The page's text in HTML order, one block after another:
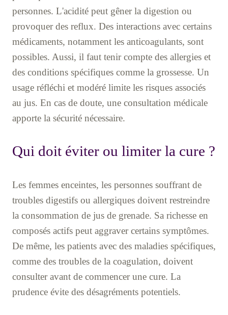
personnes. L'acidité peut gêner la digestion ou
provoquer des reflux. Des interactions avec certains
médicaments, notamment les anticoagulants, sont
possibles. Aussi, il faut tenir compte des allergies et
des conditions spécifiques comme la grossesse. Un
usage réfléchi et modéré limite les risques associés
au jus. En cas de doute, une consultation médicale
apporte la sécurité nécessaire.
Qui doit éviter ou limiter la cure ?
Les femmes enceintes, les personnes souffrant de
troubles digestifs ou allergiques doivent restreindre
la consommation de jus de grenade. Sa richesse en
composés actifs peut aggraver certains symptômes.
De même, les patients avec des maladies spécifiques,
comme des troubles de la coagulation, doivent
consulter avant de commencer une cure. La
prudence évite des désagréments potentiels.